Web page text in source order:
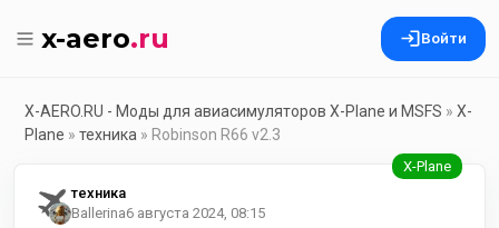
x-aero.ru Войти
X-AERO.RU - Моды для авиасимуляторов X-Plane и MSFS » X-
Plane » техника » Robinson R66 v2.3
техника
Ballerina6 августа 2024, 08:15